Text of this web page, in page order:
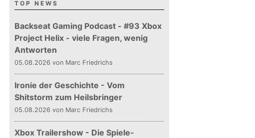
TOP NEWS
Backseat Gaming Podcast - #93 Xbox
Project Helix - viele Fragen, wenig
Antworten
05.08.2026 von Marc Friedrichs
Ironie der Geschichte - Vom
Shitstorm zum Heilsbringer
05.08.2026 von Marc Friedrichs
Xbox Trailershow - Die Spiele-